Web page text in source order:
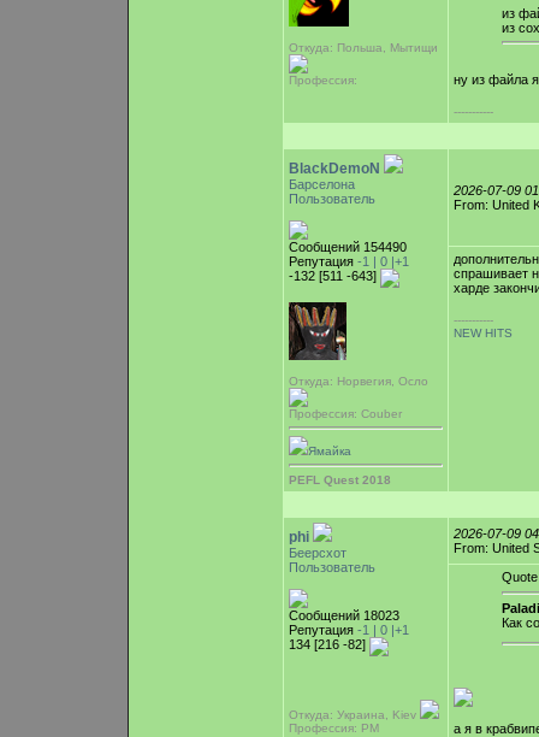
Откуда: Польша, Мытищи
Профессия:
из
из
ну из файла
-----------
BlackDemoN
Барселона
Пользователь
Сообщений 154490
Репутация -1 | 0 |+1
-132 [511 -643]
Откуда: Норвегия, Осло
Профессия: Couber
Ямайка
PEFL Quest 2018
2026-07-09
From: United
спрашивает
харде
-----------
NEW HITS
phi
Беерсхот
Пользователь
Сообщений 18023
Репутация -1 | 0 |+1
134 [216 -82]
Откуда: Украина, Kiev
Профессия: PM
2026-07-09
From: United
Quote
Как
а я в